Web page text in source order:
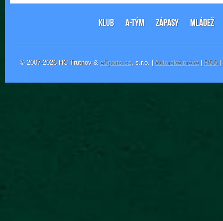
KLUB A-TÝM ZÁPASY MLÁDEŽ
© 2007-2026 HC Trutnov & eSports.cz, s.r.o. |Autorská práva| RSS |